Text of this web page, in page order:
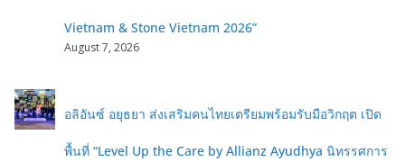
Vietnam & Stone Vietnam 2026”
August 7, 2026
อลิอันซ์ อยุธยา ส่งเสริมคนไทยเตรียมพร้อมรับมือวิกฤต เปิด
พื้นที่ “Level Up the Care by Allianz Ayudhya นิทรรศการ